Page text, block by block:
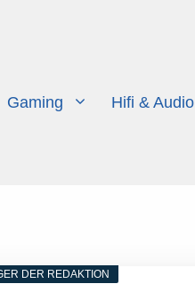
Gaming
Hifi & Audio
DER REDAKTION